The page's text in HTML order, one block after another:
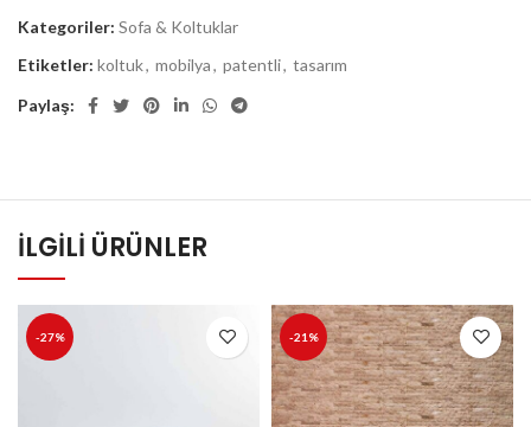
Kategoriler: Sofa & Koltuklar
Etiketler: koltuk, mobilya, patentli, tasarım
Paylaş:
İLGILI ÜRÜNLER
-27% -21%